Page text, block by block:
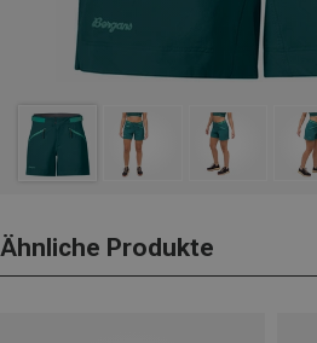
Ähnliche Produkte